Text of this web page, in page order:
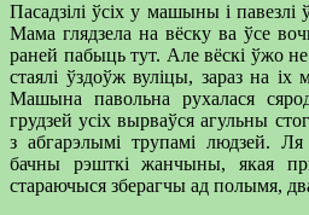
Пасадзілі ўсіх у машыны і
Мама глядзела на вёску ва ўсе
раней пабыць тут. Але вёскі ўжо
стаялі ўздоўж вуліцы, зараз на іх
Машына павольна рухалася
грудзей усіх вырваўся агульны
з абгарэлымі трупамі людзей.
бачны рэшткі жанчыны, якая
стараючыся зберагчы ад полымя,